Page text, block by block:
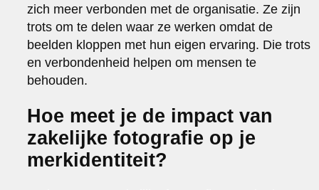
zich meer verbonden met de organisatie. Ze zijn
trots om te delen waar ze werken omdat de
beelden kloppen met hun eigen ervaring. Die trots
en verbondenheid helpen om mensen te
behouden.
Hoe meet je de impact van
zakelijke fotografie op je
merkidentiteit?